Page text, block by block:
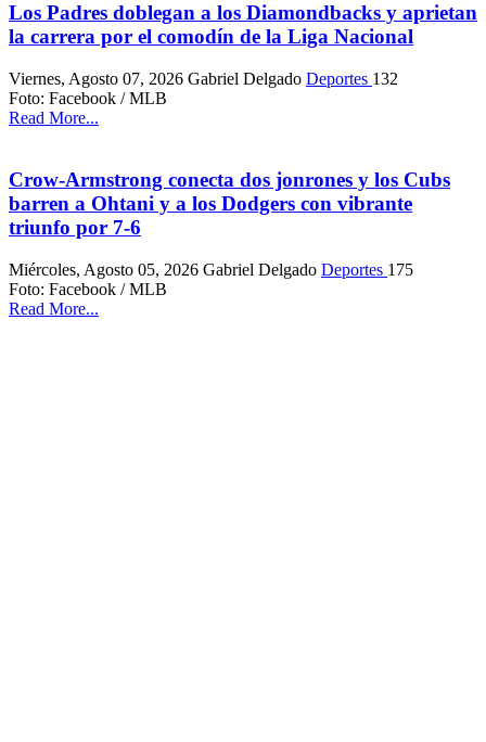
Los Padres doblegan a los Diamondbacks y aprietan
la carrera por el comodín de la Liga Nacional
Viernes, Agosto 07, 2026 Gabriel Delgado Deportes 132
Foto: Facebook / MLB
Read More...
Crow-Armstrong conecta dos jonrones y los Cubs
barren a Ohtani y a los Dodgers con vibrante
triunfo por 7-6
Miércoles, Agosto 05, 2026 Gabriel Delgado Deportes 175
Foto: Facebook / MLB
Read More...